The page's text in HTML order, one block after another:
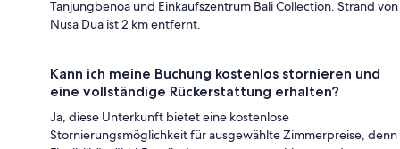
Tanjungbenoa und Einkaufszentrum Bali Collection. Strand von
Nusa Dua ist 2 km entfernt.
Kann ich meine Buchung kostenlos stornieren und
eine vollständige Rückerstattung erhalten?
Ja, diese Unterkunft bietet eine kostenlose
Stornierungsmöglichkeit für ausgewählte Zimmerpreise, denn